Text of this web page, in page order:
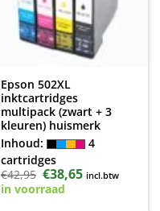
Epson 502XL
inktcartridges
multipack (zwart + 3
kleuren) huismerk
Inhoud:
4
cartridges
€42,95 Oorspronkelijke
prijs
was:
€38,65Huidige
prijs
incl.btw
in voorraad